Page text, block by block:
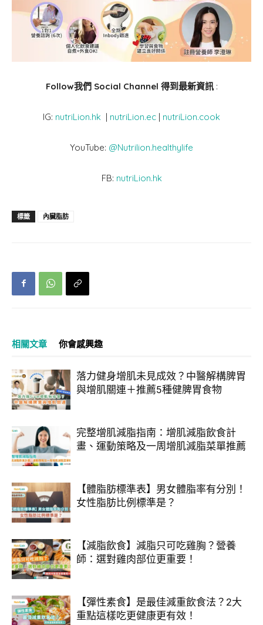
Follow我們 Social Channel 得到最新資訊:
IG: nutriLion.hk | nutriLion.ec | nutriLion.cook
YouTube: @Nutrilion.healthylife
FB: nutriLion.hk
標籤 內臟脂肪
相關文章 你會感興趣
落力健身增肌未見成效？中醫解構脾胃
與增肌關連＋推薦5種健脾胃食物
完整增肌減脂指南：增肌減脂飲食計
畫、運動策略及一周增肌減脂菜單推薦
【體脂肪標準表】男女體脂率有分別！
女性脂肪比例標準是？
【減脂飲食】減脂只可吃雞胸？營養
師：選對雞肉部位更重要！
【彈性素食】是最佳減重飲食法？2大
重點這樣吃更健康更有效！